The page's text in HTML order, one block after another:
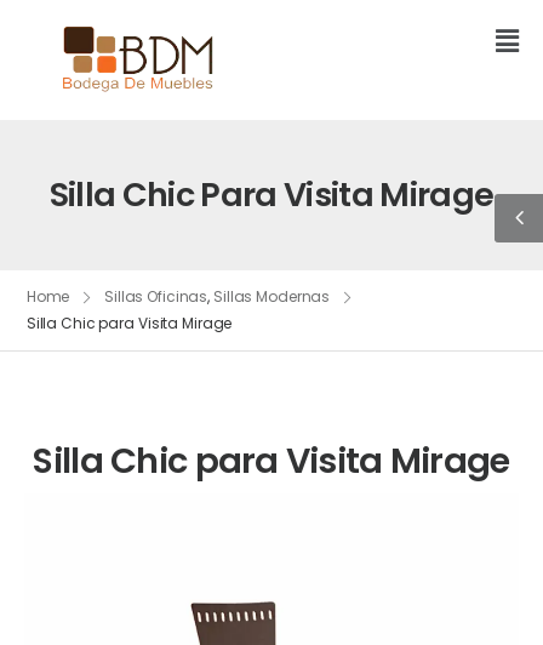
Silla Chic Para Visita Mirage
Home Sillas Oficinas, Sillas Modernas
Silla Chic para Visita Mirage
Silla Chic para Visita Mirage